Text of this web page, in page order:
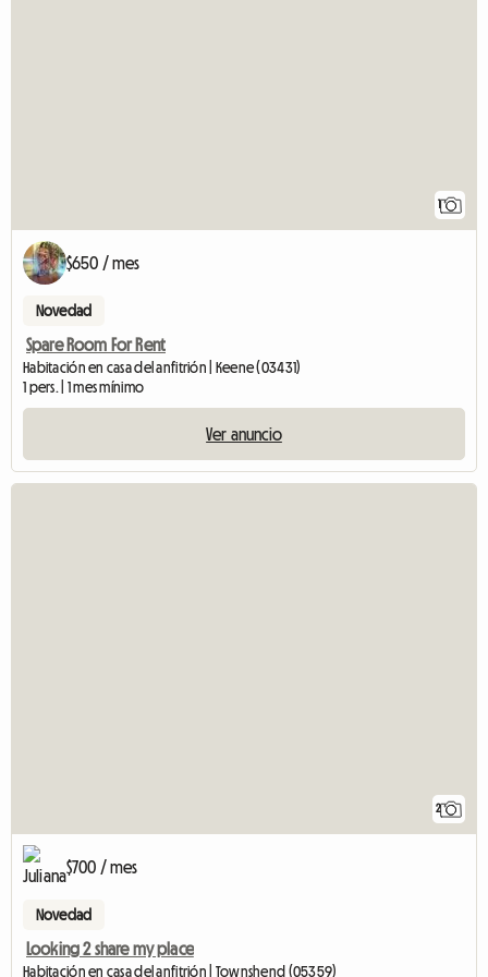
$650 / mes
Novedad
Spare Room For Rent
Habitación en casa del anfitrión | Keene (03431)
1 pers. | 1 mes mínimo
Ver anuncio
2
$700 / mes
Novedad
Looking 2 share my place
Habitación en casa del anfitrión | Townshend (05359)